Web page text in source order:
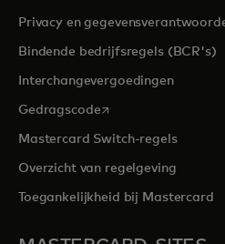
Privacy en
Bindende bedrijfsregels (BCR's)
Interchangevergoedingen
Gedragscodeopens in a new tab
Mastercard Switch-regels
Overzicht van regelgeving
Toegankelijkheid bij Mastercard